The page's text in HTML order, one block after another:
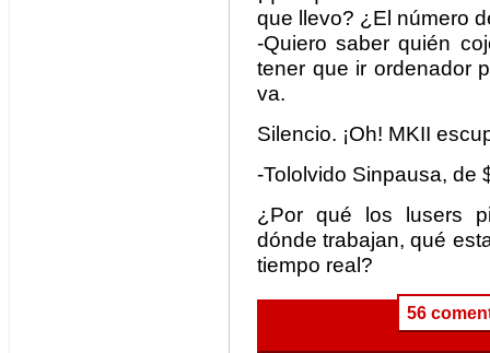
que llevo? ¿El número
-Quiero saber quién
tener que ir ordenador
va.
Silencio. ¡Oh! MKII
-Tololvido Sinpausa, de
¿Por qué los lusers
dónde trabajan, qué
tiempo real?
56